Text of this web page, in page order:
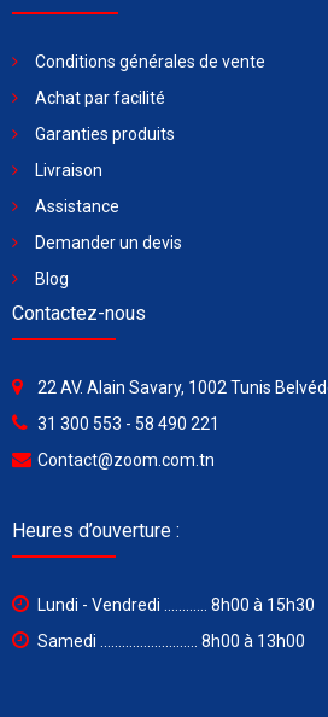
Conditions générales de vente
Achat par facilité
Garanties produits
Livraison
Assistance
Demander un devis
Blog
Contactez-nous
22 AV. Alain Savary, 1002 Tunis
31 300 553 - 58 490 221
Contact@zoom.com.tn
Heures d’ouverture :
Lundi - Vendredi ............ 8h00 à 15h30
Samedi ........................... 8h00 à 13h00